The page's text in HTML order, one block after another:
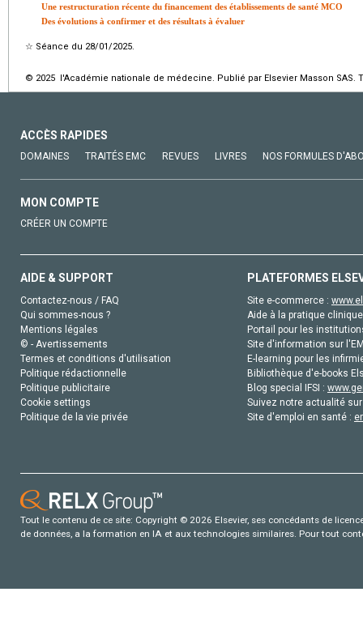
Une restructuration récente du financement des établissements de santé MCO
Des évolutions à confirmer et des résultats à évaluer
☆ Séance du 28/01/2025.
© 2025 l'Académie nationale de médecine. Publié par Elsevier Masson SAS.
ACCÈS RAPIDES
DOMAINES TRAITÉS EMC REVUES LIVRES NOS FORMULES
MON COMPTE
CRÉER UN COMPTE
AIDE & SUPPORT
Contactez-nous / FAQ
Qui sommes-nous ?
Mentions légales
© - Avertissements
Termes et conditions d'utilisation
Politique rédactionnelle
Politique publicitaire
Cookie settings
Politique de la vie privée
PLATEFORMES
Site e-commerce :
Aide à la pratique
Portail pour les
Site d'information sur
E-learning pour les
Bibliothèque d'e-books
Blog special IFSI :
Suivez notre actualité
Site d'emploi en santé :
Tout le contenu de ce site: Copyright © 2026 Elsevier, ses concédants de
de données, a la formation en IA et aux technologies similaires. Pour tout